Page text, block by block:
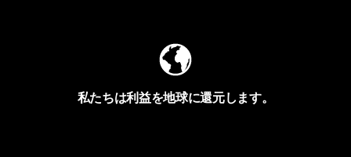
私たちは利益を地球に還元します。